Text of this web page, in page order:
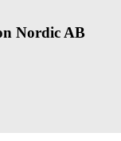
Nordic AB